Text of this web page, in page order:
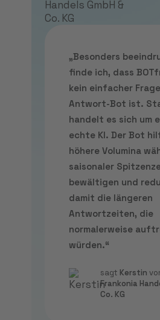
„Besonders
finde ich, dass
kein einfacher
Antwort-Bot ist.
handelt es sich um
echte KI. Der Bot
höhere Volumina
saisonaler
bewältigen und
damit die längeren
Antwortzeiten, die
normalerweise
würden.“
sagt Kerstin
Frankonia
Co. KG